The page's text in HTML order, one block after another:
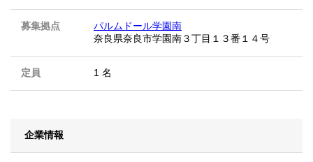
募集拠点
パルムドール学園南
奈良県奈良市学園南３丁目１３番１４号
定員 1 名
企業情報